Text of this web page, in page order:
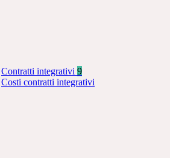
Contratti integrativi 9
Costi contratti integrativi